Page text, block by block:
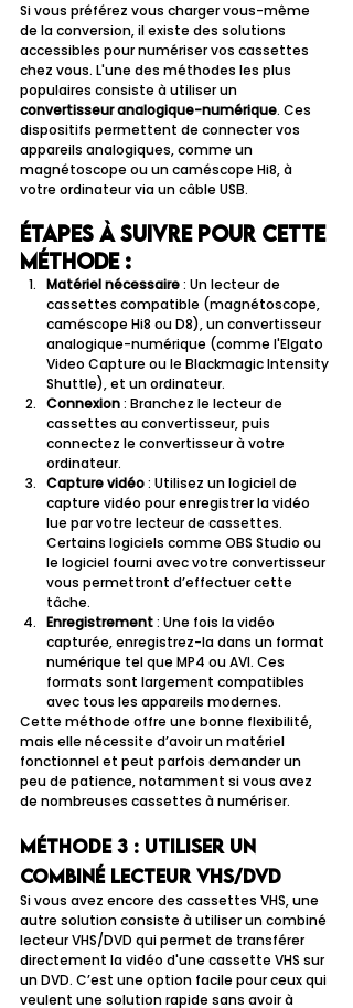
Si vous préférez vous charger vous-même
de la conversion, il existe des solutions
accessibles pour numériser vos cassettes
chez vous. L'une des méthodes les plus
populaires consiste à utiliser un
convertisseur analogique-numérique. Ces
dispositifs permettent de connecter vos
appareils analogiques, comme un
magnétoscope ou un caméscope Hi8, à
votre ordinateur via un câble USB.
Étapes à suivre pour cette
méthode :
Matériel nécessaire : Un lecteur de
cassettes compatible (magnétoscope,
caméscope Hi8 ou D8), un convertisseur
analogique-numérique (comme l'Elgato
Video Capture ou le Blackmagic Intensity
Shuttle), et un ordinateur.
Connexion : Branchez le lecteur de
cassettes au convertisseur, puis
connectez le convertisseur à votre
ordinateur.
Capture vidéo : Utilisez un logiciel de
capture vidéo pour enregistrer la vidéo
lue par votre lecteur de cassettes.
Certains logiciels comme OBS Studio ou
le logiciel fourni avec votre convertisseur
vous permettront d’effectuer cette
tâche.
Enregistrement : Une fois la vidéo
capturée, enregistrez-la dans un format
numérique tel que MP4 ou AVI. Ces
formats sont largement compatibles
avec tous les appareils modernes.
Cette méthode offre une bonne flexibilité,
mais elle nécessite d’avoir un matériel
fonctionnel et peut parfois demander un
peu de patience, notamment si vous avez
de nombreuses cassettes à numériser.
Méthode 3 : Utiliser un
combiné lecteur VHS/DVD
Si vous avez encore des cassettes VHS, une
autre solution consiste à utiliser un combiné
lecteur VHS/DVD qui permet de transférer
directement la vidéo d'une cassette VHS sur
un DVD. C’est une option facile pour ceux qui
veulent une solution rapide sans avoir à